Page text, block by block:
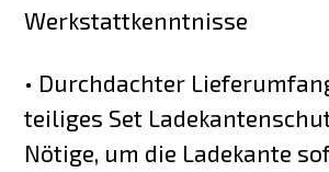
Werkstattkenntnisse
• Durchdachter
teiliges Set
Nötige, um die Ladekante